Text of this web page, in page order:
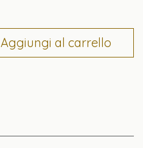
Aggiungi al carrello